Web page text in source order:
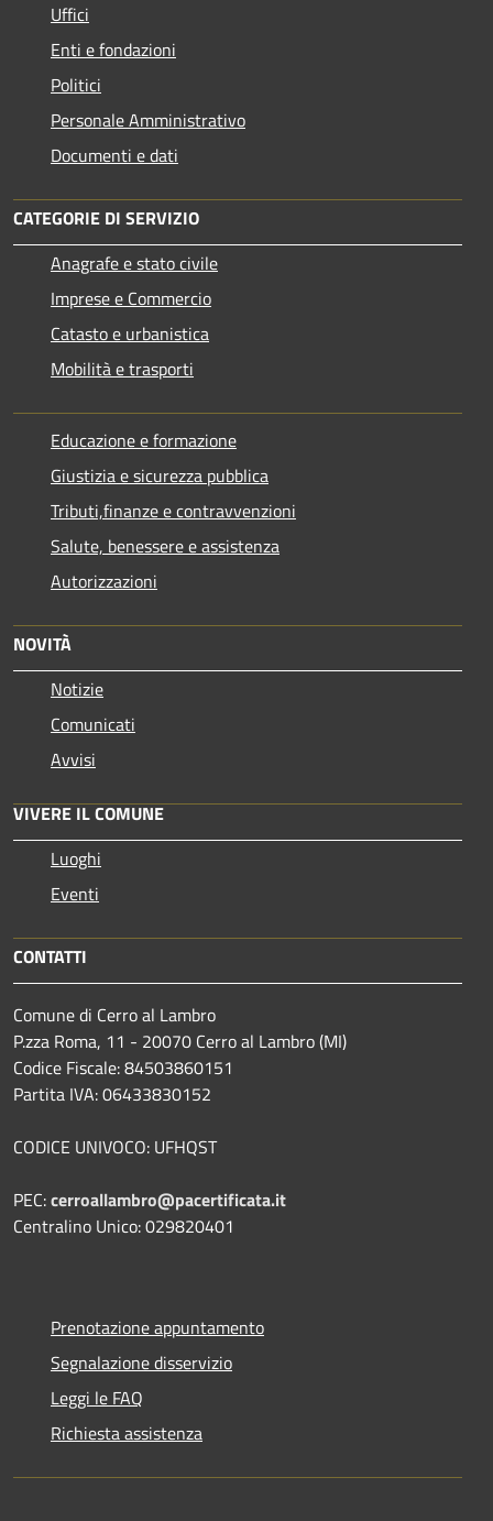
Uffici
Enti e fondazioni
Politici
Personale Amministrativo
Documenti e dati
CATEGORIE DI SERVIZIO
Anagrafe e stato civile
Imprese e Commercio
Catasto e urbanistica
Mobilità e trasporti
Educazione e formazione
Giustizia e sicurezza pubblica
Tributi,finanze e contravvenzioni
Salute, benessere e assistenza
Autorizzazioni
NOVITÀ
Notizie
Comunicati
Avvisi
VIVERE IL COMUNE
Luoghi
Eventi
CONTATTI
Comune di Cerro al Lambro
P.zza Roma, 11 - 20070 Cerro al Lambro (MI)
Codice Fiscale: 84503860151
Partita IVA: 06433830152
CODICE UNIVOCO: UFHQST
PEC:cerroallambro@pacertificata.it
Centralino Unico: 029820401
Prenotazione appuntamento
Segnalazione disservizio
Leggi le FAQ
Richiesta assistenza